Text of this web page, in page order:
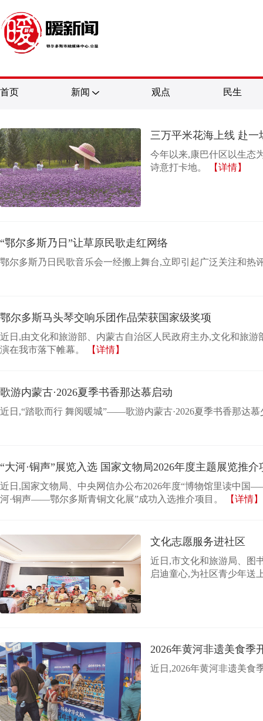
首页 新闻 观点 民生
三万平米花海上线 赴一
今年以来,康巴什区以生态
诗意打卡地。
【详情】
“鄂尔多斯乃日”让草原民歌走红网络
鄂尔多斯乃日民歌音乐会一经搬上舞台,立即引起广泛关注和热
鄂尔多斯马头琴交响乐团作品荣获国家级奖项
近日,由文化和旅游部、内蒙古自治区人民政府主办,文化和旅
演在我市落下帷幕。
【详情】
歌游内蒙古·2026夏季书香那达慕启动
近日,“踏歌而行 舞阅暖城”——歌游内蒙古·2026夏季书香那达
“大河·铜声”展览入选 国家文物局2026年度主题展览推介
近日,国家文物局、中央网信办公布2026年度“博物馆里读中国
河·铜声——鄂尔多斯青铜文化展”成功入选推介项目。
【详情】
文化志愿服务进社区
近日,市文化和旅游局、图
启迪童心,为社区青少年送
2026年黄河非遗美食季
近日,2026年黄河非遗美食